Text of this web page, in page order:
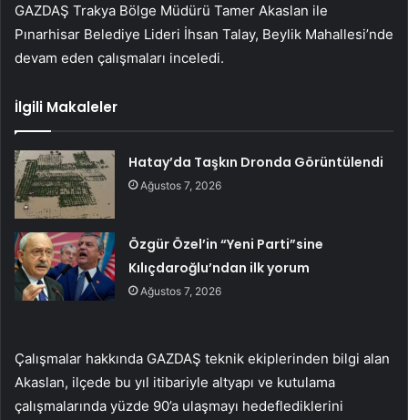
GAZDAŞ Trakya Bölge Müdürü Tamer Akaslan ile
Pınarhisar Belediye Lideri İhsan Talay, Beylik Mahallesi’nde
devam eden çalışmaları inceledi.
İlgili Makaleler
Hatay’da Taşkın Dronda Görüntülendi
Ağustos 7, 2026
Özgür Özel’in “Yeni Parti”sine
Kılıçdaroğlu’ndan ilk yorum
Ağustos 7, 2026
Çalışmalar hakkında GAZDAŞ teknik ekiplerinden bilgi alan
Akaslan, ilçede bu yıl itibariyle altyapı ve kutulama
çalışmalarında yüzde 90’a ulaşmayı hedeflediklerini